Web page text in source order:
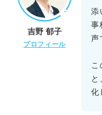
吉野 郁子
プロフィール
添
事
声
こ
と
化